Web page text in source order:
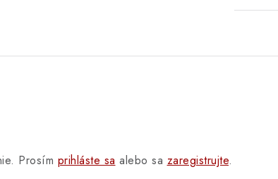
Prosím prihláste sa alebo sa zaregistrujte.